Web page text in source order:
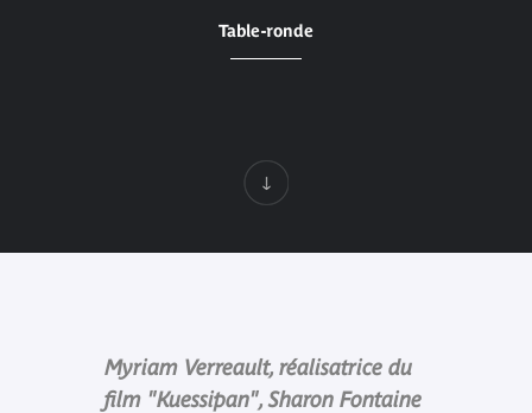
Table-ronde
Myriam Verreault, réalisatrice du
film "Kuessipan", Sharon Fontaine